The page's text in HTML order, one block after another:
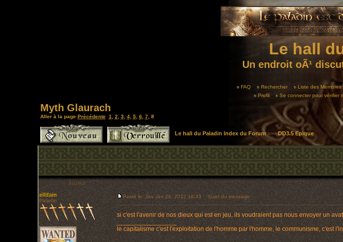
Le hall
Un endroit oÃ¹
FAQ Rechercher Liste des Membres
Profil
Se connecter pour vérifier
Myth Glaurach
Aller à la page Précédente 1 2 3 4, 5, 6, 7, 8
Le hall du Paladin Index du Forum>>>DD3.5 Epique
Auteur
ellifain
Paladin
Posté le: Jeu Jan 26, 2012 18:43 Sujet du message:
si c'est l'avenir de nos dieux qui est en jeu, ils voudraient pas nous envoyer un
_________________
le capitalisme c'est l'exploitation de l'homme par l'homme, le communisme, c'est